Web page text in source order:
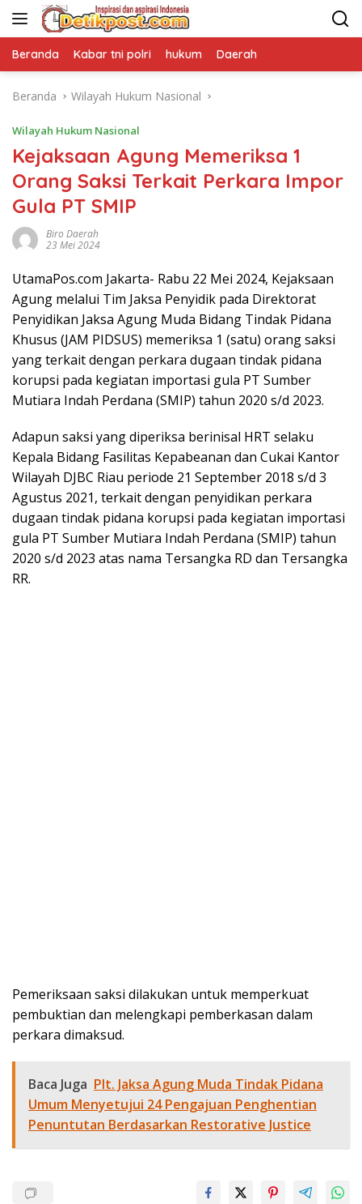
Langsung
Beranda Kabar tni polri hukum Daerah
Beranda Wilayah Hukum Nasional
Wilayah Hukum Nasional
Kejaksaan Agung Memeriksa 1
Orang Saksi Terkait Perkara Impor
Gula PT SMIP
Biro Daerah
23 Mei 2024
UtamaPos.com Jakarta- Rabu 22 Mei 2024, Kejaksaan
Agung melalui Tim Jaksa Penyidik pada Direktorat
Penyidikan Jaksa Agung Muda Bidang Tindak Pidana
Khusus (JAM PIDSUS) memeriksa 1 (satu) orang saksi
yang terkait dengan perkara dugaan tindak pidana
korupsi pada kegiatan importasi gula PT Sumber
Mutiara Indah Perdana (SMIP) tahun 2020 s/d 2023.
Adapun saksi yang diperiksa berinisal HRT selaku
Kepala Bidang Fasilitas Kepabeanan dan Cukai Kantor
Wilayah DJBC Riau periode 21 September 2018 s/d 3
Agustus 2021, terkait dengan penyidikan perkara
dugaan tindak pidana korupsi pada kegiatan importasi
gula PT Sumber Mutiara Indah Perdana (SMIP) tahun
2020 s/d 2023 atas nama Tersangka RD dan Tersangka
RR.
Pemeriksaan saksi dilakukan untuk memperkuat
pembuktian dan melengkapi pemberkasan dalam
perkara dimaksud.
Baca Juga Plt. Jaksa Agung Muda Tindak Pidana
Umum Menyetujui 24 Pengajuan Penghentian
Penuntutan Berdasarkan Restorative Justice